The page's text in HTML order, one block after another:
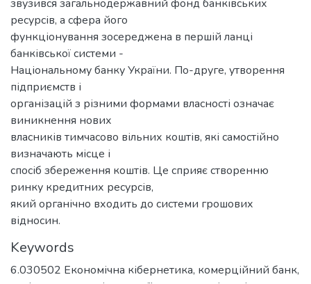
звузився загальнодержавний фонд банківських
ресурсів, а сфера його
функціонування зосереджена в першій ланці
банківської системи -
Національному банку України. По-друге, утворення
підприємств і
організацій з різними формами власності означає
виникнення нових
власників тимчасово вільних коштів, які самостійно
визначають місце і
спосіб збереження коштів. Це сприяє створенню
ринку кредитних ресурсів,
який органічно входить до системи грошових
відносин.
Keywords
6.030502 Економічна кібернетика, комерційний банк,